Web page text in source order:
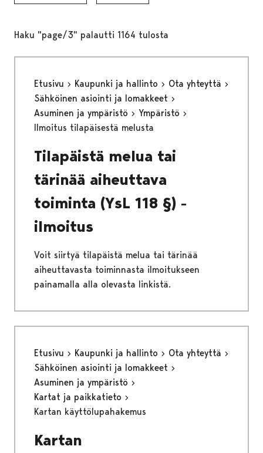
Haku "page/3" palautti 1164 tulosta
Etusivu Kaupunki ja hallinto
Ota yhteyttä
Sähköinen asiointi ja lomakkeet
Asuminen ja ympäristö
Ympäristö
Ilmoitus tilapäisestä melusta
Tilapäistä melua tai
tärinää aiheuttava
toiminta (YsL 118 §) -
ilmoitus
Voit siirtyä tilapäistä melua tai tärinää
aiheuttavasta toiminnasta ilmoitukseen
painamalla alla olevasta linkistä.
Etusivu Kaupunki ja hallinto
Ota yhteyttä
Sähköinen asiointi ja lomakkeet
Asuminen ja ympäristö
Kartat ja paikkatieto
Kartan käyttölupahakemus
Kartan